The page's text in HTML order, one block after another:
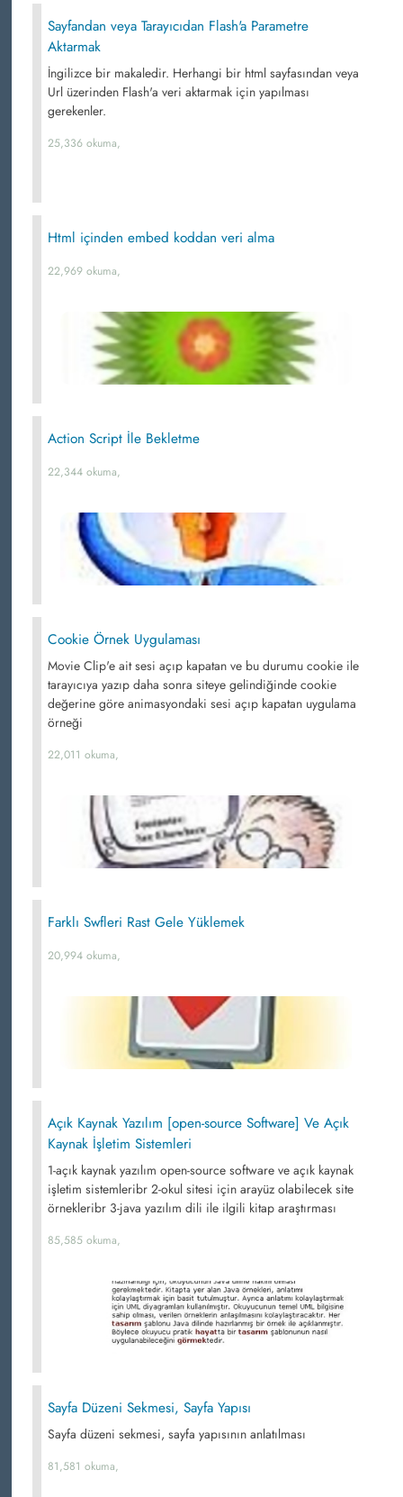
Sayfandan veya Tarayıcıdan Flash'a Parametre
Aktarmak
İngilizce bir makaledir. Herhangi bir html sayfasından veya
Url üzerinden Flash'a veri aktarmak için yapılması
gerekenler.
25,336 okuma,
Html içinden embed koddan veri alma
22,969 okuma,
Action Script İle Bekletme
22,344 okuma,
Cookie Örnek Uygulaması
Movie Clip'e ait sesi açıp kapatan ve bu durumu cookie ile
tarayıcıya yazıp daha sonra siteye gelindiğinde cookie
değerine göre animasyondaki sesi açıp kapatan uygulama
örneği
22,011 okuma,
Farklı Swfleri Rast Gele Yüklemek
20,994 okuma,
Açık Kaynak Yazılım [open-source Software] Ve Açık
Kaynak İşletim Sistemleri
1-açık kaynak yazılım open-source software ve açık kaynak
işletim sistemleribr 2-okul sitesi için arayüz olabilecek site
örnekleribr 3-java yazılım dili ile ilgili kitap araştırması
85,585 okuma,
Sayfa Düzeni Sekmesi, Sayfa Yapısı
Sayfa düzeni sekmesi, sayfa yapısının anlatılması
81,581 okuma,